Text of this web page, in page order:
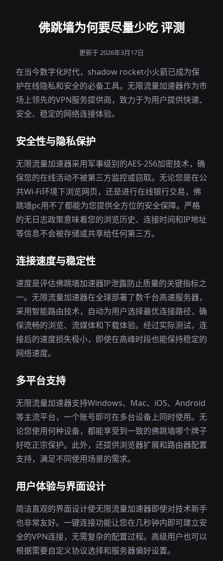
佛跳墙为何要尽量少吃 评测
更新于 2026年3月17日
在当今数字化时代，shadow rocket小火箭已成为保
护在线隐私和安全的必备工具。无限流量加速器作为市
场上领先的VPN服务提供商，致力于为用户提供快速、
安全、稳定的网络连接体验。
安全性与隐私保护
无限流量加速器采用军事级别的AES-256加密技术，确
保您的在线活动不被第三方监控或窃取。无论您是在公
共Wi-Fi环境下浏览网页，还是进行在线银行交易，佛
跳墙pc用不了都能为您提供全方位的安全保障。严格
的无日志政策意味着您的浏览历史、连接时间和IP地址
等信息不会被存储或共享给任何第三方。
连接速度与稳定性
速度是评估佛跳墙加速器IP泄露防止质量的关键指标之
一。无限流量加速器在全球部署了数千台高速服务器，
采用智能路由技术，自动为用户选择最优连接路径，确
保流畅的浏览、流媒体和下载体验。经过实际测试，连
接后的速度损失极小，即使在高峰时段也能保持稳定的
网络速度。
多平台支持
无限流量加速器支持Windows、Mac、iOS、Android
等主流平台，一个账号即可在多台设备上同时使用。无
论您使用何种设备，都能享受到一致的佛跳墙哪个牌子
好吃正宗保护。此外，还提供浏览器扩展和路由器配置
支持，满足不同使用场景的需求。
用户体验与界面设计
简洁直观的界面设计使无限流量加速器即使对技术新手
也非常友好。一键连接功能让您在几秒钟内即可建立安
全的VPN连接，无需复杂的配置过程。高级用户也可以
根据需要自定义协议选择和服务器偏好设置。